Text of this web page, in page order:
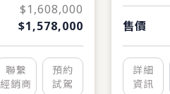
$1,608,000
$1,578,000
聯繫
經銷商
預約
試駕
售價
詳細
資訊